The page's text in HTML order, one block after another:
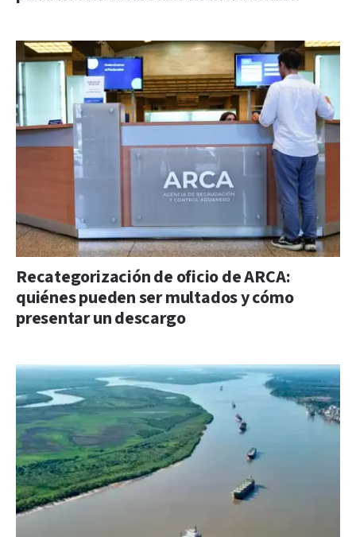
Recategorización de oficio de ARCA:
quiénes pueden ser multados y cómo
presentar un descargo